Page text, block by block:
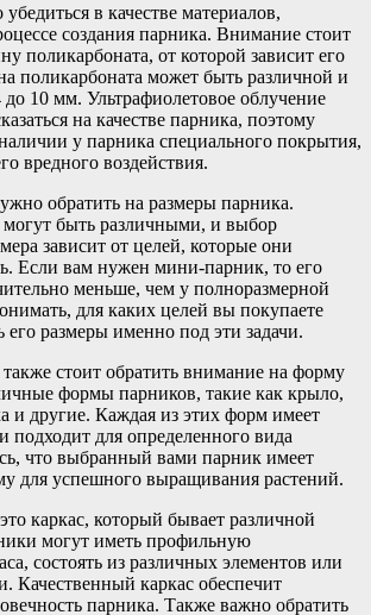
в качестве материалов,
создания парника. Внимание стоит
поликарбоната, от которой зависит его
поликарбоната может быть различной и
до 10 мм. Ультрафиолетовое облучение
на качестве парника, поэтому
у парника специального покрытия,
вредного воздействия.
обратить на размеры парника.
быть различными, и выбор
зависит от целей, которые они
Если вам нужен мини-парник, то его
меньше, чем у полноразмерной
для каких целей вы покупаете
размеры именно под эти задачи.
стоит обратить внимание на форму
формы парников, такие как крыло,
и другие. Каждая из этих форм имеет
подходит для определенного вида
что выбранный вами парник имеет
для успешного выращивания растений.
каркас, который бывает различной
могут иметь профильную
состоять из различных элементов или
Качественный каркас обеспечит
парника. Также важно обратить